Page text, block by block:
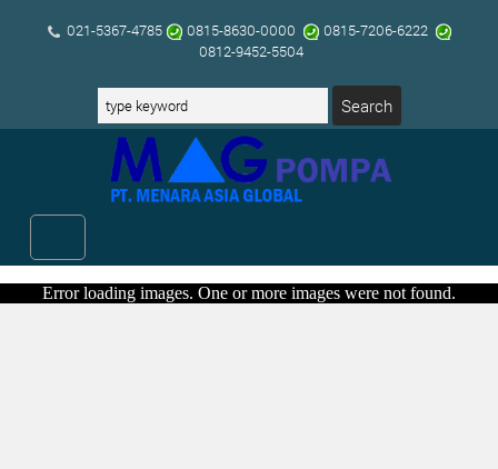
021-5367-4785 0815-8630-0000
0815-7206-6222
0812-9452-5504
Error loading images. One or more images were not found.